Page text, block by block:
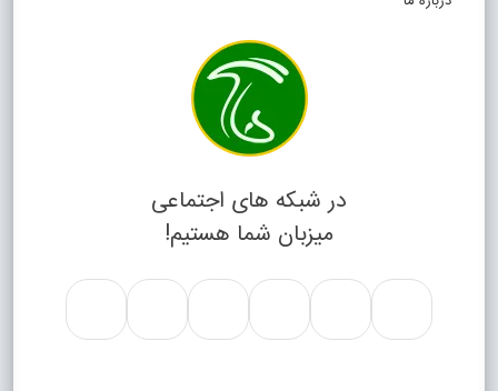
در شبکه های اجتماعی
میزبان شما هستیم!